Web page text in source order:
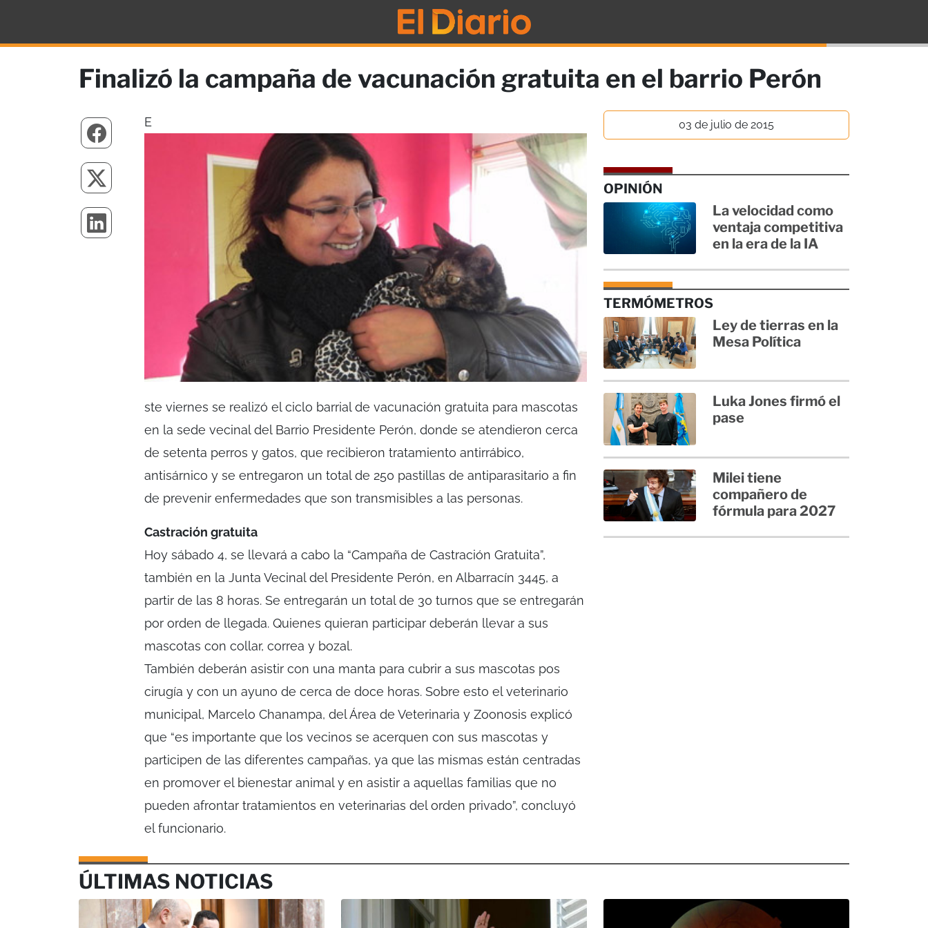
Finalizó la campaña de vacunación gratuita en el barrio Perón
E
ste viernes se realizó el ciclo barrial de vacunación gratuita para mascotas
en la sede vecinal del Barrio Presidente Perón, donde se atendieron cerca
de setenta perros y gatos, que recibieron tratamiento antirrábico,
antisárnico y se entregaron un total de 250 pastillas de antiparasitario a fin
de prevenir enfermedades que son transmisibles a las personas.
Castración gratuita
Hoy sábado 4, se llevará a cabo la “Campaña de Castración Gratuita”,
también en la Junta Vecinal del Presidente Perón, en Albarracín 3445, a
partir de las 8 horas. Se entregarán un total de 30 turnos que se entregarán
por orden de llegada. Quienes quieran participar deberán llevar a sus
mascotas con collar, correa y bozal.
También deberán asistir con una manta para cubrir a sus mascotas pos
cirugía y con un ayuno de cerca de doce horas. Sobre esto el veterinario
municipal, Marcelo Chanampa, del Área de Veterinaria y Zoonosis explicó
que “es importante que los vecinos se acerquen con sus mascotas y
participen de las diferentes campañas, ya que las mismas están centradas
en promover el bienestar animal y en asistir a aquellas familias que no
pueden afrontar tratamientos en veterinarias del orden privado”, concluyó
el funcionario.
03 de julio de 2015
OPINIÓN
La velocidad como
ventaja competitiva
en la era de la IA
TERMÓMETROS
Ley de tierras en la
Mesa Política
Luka Jones firmó el
pase
Milei tiene
compañero de
fórmula para 2027
ÚLTIMAS NOTICIAS